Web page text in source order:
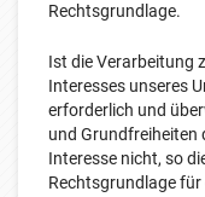
Rechtsgrundlage.
Ist die Verarbeitung
Interesses unseres
erforderlich und
und Grundfreiheiten
Interesse nicht, so
Rechtsgrundlage